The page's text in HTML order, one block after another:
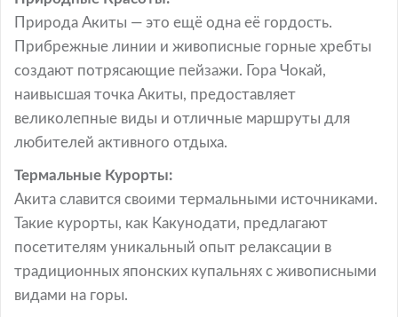
Природа Акиты — это ещё одна её гордость.
Прибрежные линии и живописные горные хребты
создают потрясающие пейзажи. Гора Чокай,
наивысшая точка Акиты, предоставляет
великолепные виды и отличные маршруты для
любителей активного отдыха.
Термальные Курорты:
Акита славится своими термальными источниками.
Такие курорты, как Какунодати, предлагают
посетителям уникальный опыт релаксации в
традиционных японских купальнях с живописными
видами на горы.